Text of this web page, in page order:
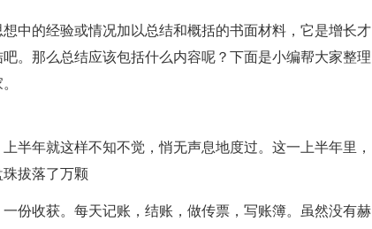
中的经验或情况加以总结和概括的书面材料，它是增长才
。那么总结应该包括什么内容呢？下面是小编帮大家整理
半年就这样不知不觉，悄无声息地度过。这一上半年里，
拔落了万颗
份收获。每天记账，结账，做传票，写账簿。虽然没有赫